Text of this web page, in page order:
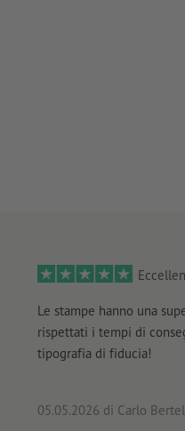
Le stampe hanno una
rispettati i tempi di
tipografia di fiducia!
05.05.2026 di Carlo